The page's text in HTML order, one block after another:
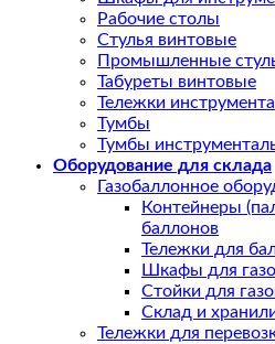
Рабочие столы
Стулья винтовые
Промышленные
Табуреты винтовые
Тележки
Тумбы
Тумбы
Оборудование для склада
Газобаллонное
Контейнеры
баллонов
Тележки для
Шкафы для
Стойки для
Склад и
Тележки для